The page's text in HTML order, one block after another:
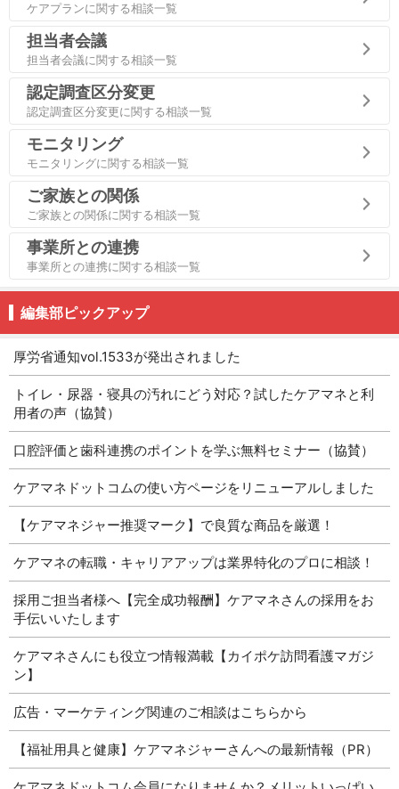
ケアプランに関する相談一覧
担当者会議
担当者会議に関する相談一覧
認定調査区分変更
認定調査区分変更に関する相談一覧
モニタリング
モニタリングに関する相談一覧
ご家族との関係
ご家族との関係に関する相談一覧
事業所との連携
事業所との連携に関する相談一覧
編集部ピックアップ
厚労省通知vol.1533が発出されました
トイレ・尿器・寝具の汚れにどう対応？試したケアマネと利
用者の声（協賛）
口腔評価と歯科連携のポイントを学ぶ無料セミナー（協賛）
ケアマネドットコムの使い方ページをリニューアルしました
【ケアマネジャー推奨マーク】で良質な商品を厳選！
ケアマネの転職・キャリアアップは業界特化のプロに相談！
採用ご担当者様へ【完全成功報酬】ケアマネさんの採用をお
手伝いいたします
ケアマネさんにも役立つ情報満載【カイポケ訪問看護マガジ
ン】
広告・マーケティング関連のご相談はこちらから
【福祉用具と健康】ケアマネジャーさんへの最新情報（PR）